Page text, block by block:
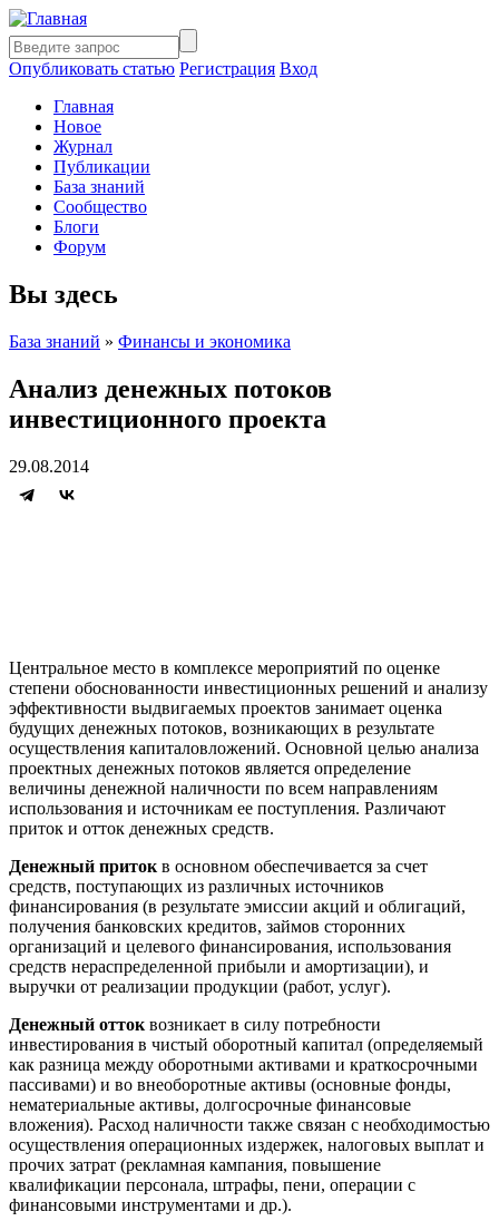
Опубликовать статью Регистрация Вход
Главная
Новое
Журнал
Публикации
База знаний
Сообщество
Блоги
Форум
Вы здесь
База знаний » Финансы и экономика
Анализ денежных потоков
инвестиционного проекта
29.08.2014
Центральное место в комплексе мероприятий по оценке
степени обоснованности инвестиционных решений и анализу
эффективности выдвигаемых проектов занимает оценка
будущих денежных потоков, возникающих в результате
осуществления капиталовложений. Основной целью анализа
проектных денежных потоков является определение
величины денежной наличности по всем направлениям
использования и источникам ее поступления. Различают
приток и отток денежных средств.
Денежный приток в основном обеспечивается за счет
средств, поступающих из различных источников
финансирования (в результате эмиссии акций и облигаций,
получения банковских кредитов, займов сторонних
организаций и целевого финансирования, использования
средств нераспределенной прибыли и амортизации), и
выручки от реализации продукции (работ, услуг).
Денежный отток возникает в силу потребности
инвестирования в чистый оборотный капитал (определяемый
как разница между оборотными активами и краткосрочными
пассивами) и во внеоборотные активы (основные фонды,
нематериальные активы, долгосрочные финансовые
вложения). Расход наличности также связан с необходимостью
осуществления операционных издержек, налоговых выплат и
прочих затрат (рекламная кампания, повышение
квалификации персонала, штрафы, пени, операции с
финансовыми инструментами и др.).